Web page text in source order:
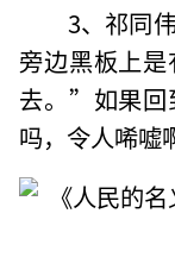
3、祁同
旁边黑板上
去。”如果回
吗，令人唏嘘